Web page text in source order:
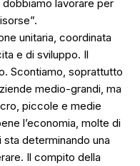
lavorare per
unitaria, coordinata
e di sviluppo. Il
Scontiamo, soprattutto
medio-grandi, ma
piccole e medie
l’economia, molte di
determinando una
Il compito della